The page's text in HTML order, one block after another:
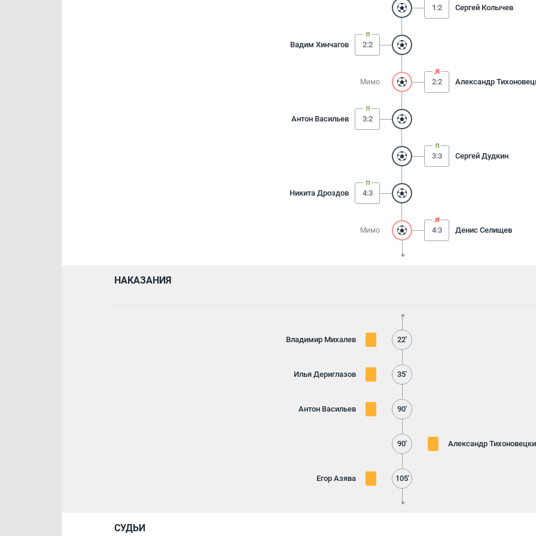
1:2 Сергей Колычев
Вадим Хинчагов 2:2
Мимо 2:2 Александр
Антон Васильев 3:2
3:3 Сергей Дудкин
Никита Дроздов 4:3
Мимо 4:3 Денис Селищев
НАКАЗАНИЯ
Владимир Михалев 22'
Илья Дериглазов 35'
Антон Васильев 90'
90' Александр
Егор Азява 105'
СУДЬИ